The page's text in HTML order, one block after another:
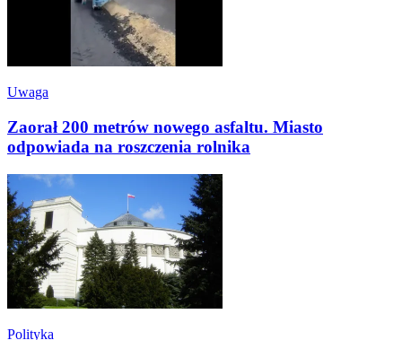
Uwaga
Zaorał 200 metrów nowego asfaltu. Miasto
odpowiada na roszczenia rolnika
Polityka